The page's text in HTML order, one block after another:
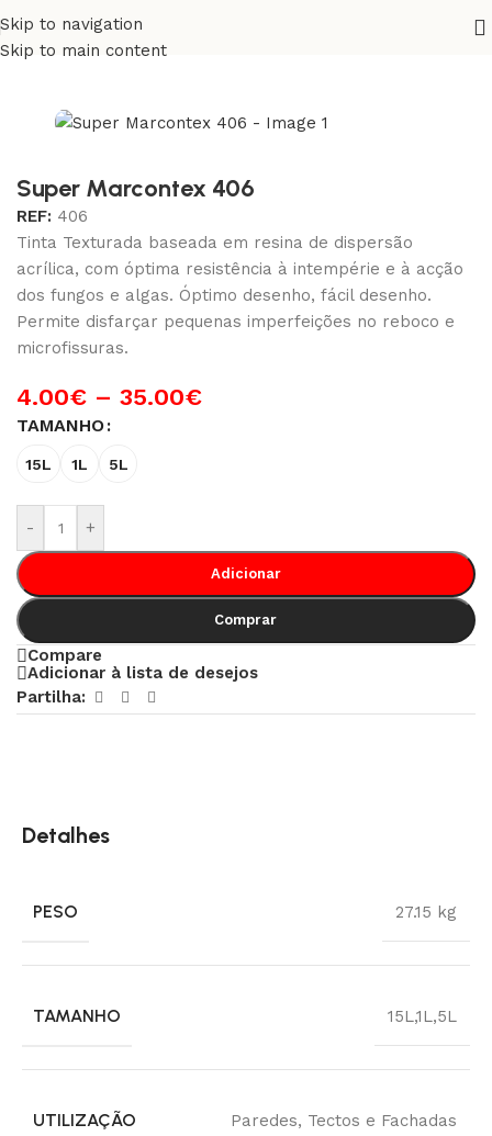
Skip to navigation
Skip to main content
Início /Exterior/Fachadas e Telhados
Super Marcontex 406
REF: 406
Tinta Texturada baseada em resina de dispersão
acrílica, com óptima resistência à intempérie e à acção
dos fungos e algas. Óptimo desenho, fácil desenho.
Permite disfarçar pequenas imperfeições no reboco e
microfissuras.
4.00€ – 35.00€
TAMANHO
15L 1L 5L
- +
Adicionar
Comprar
Compare
Adicionar à lista de desejos
Partilha:
Detalhes
PESO 27.15 kg
TAMANHO 15L,1L,5L
UTILIZAÇÃO Paredes, Tectos e Fachadas